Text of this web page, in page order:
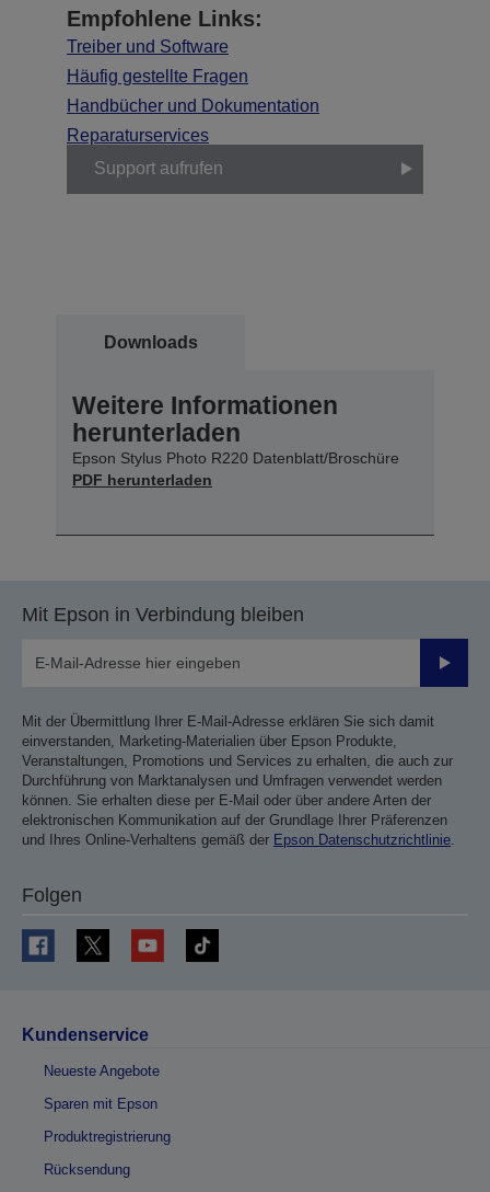
Empfohlene Links:
Treiber und Software
Häufig gestellte Fragen
Handbücher und Dokumentation
Reparaturservices
Support aufrufen
Downloads
Weitere Informationen
herunterladen
Epson Stylus Photo R220 Datenblatt/Broschüre
PDF herunterladen
Mit Epson in Verbindung bleiben
Mit der Übermittlung Ihrer E-Mail-Adresse erklären Sie sich damit
einverstanden, Marketing-Materialien über Epson Produkte,
Veranstaltungen, Promotions und Services zu erhalten, die auch zur
Durchführung von Marktanalysen und Umfragen verwendet werden
können. Sie erhalten diese per E-Mail oder über andere Arten der
elektronischen Kommunikation auf der Grundlage Ihrer Präferenzen
und Ihres Online-Verhaltens gemäß der Epson Datenschutzrichtlinie
Folgen
Kundenservice
Neueste Angebote
Sparen mit Epson
Produktregistrierung
Rücksendung